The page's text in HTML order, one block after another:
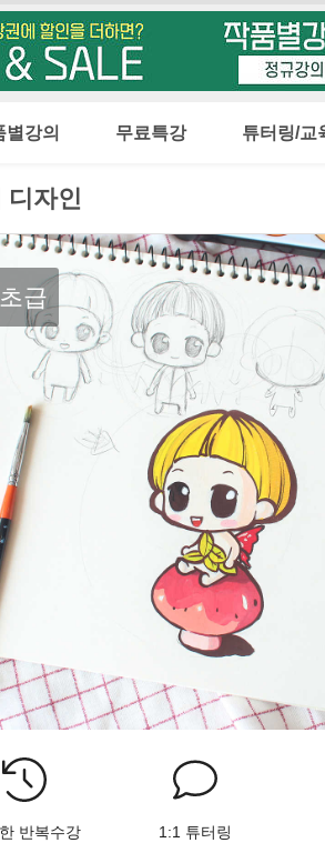
별강의 무료특강 튜터링/교
디자인
초급
반복수강
1:1 튜터링